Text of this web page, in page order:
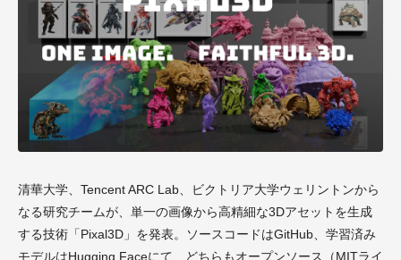
清華大学、Tencent ARC Lab、ビクトリア大学ウェリントンから
なる研究チームが、単一の画像から高精細な3Dアセットを生成
する技術「Pixal3D」を発表。ソースコードはGitHub、学習済み
モデルはHugging Faceにて、どちらもオープンソース（MITライ